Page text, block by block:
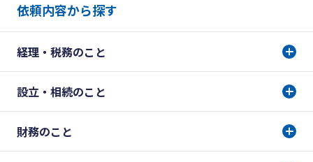
依頼内容から探す
経理・税務のこと
設立・相続のこと
財務のこと